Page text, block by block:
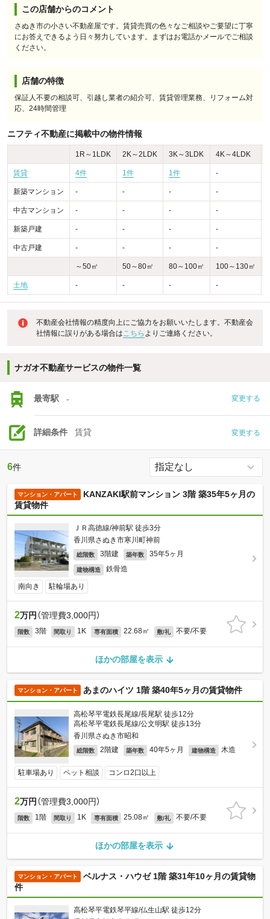
この店舗からのコメント
さぬき市の小さい不動産屋です。賃貸売買の色々なご相談やご要望に丁寧
にお答えできるよう日々努力しています。まずはお電話かメールでご相談
ください。
店舗の特徴
保証人不要の相談可、引越し業者の紹介可、賃貸管理業務、リフォーム対
応、24時間管理
ニフティ不動産に掲載中の物件情報
1R～1LDK 2K～2LDK 3K～3LDK 4K～4LDK
賃貸 4件 1件 1件 -
新築マンション - - - -
中古マンション - - - -
新築戸建 - - - -
中古戸建 - - - -
～50㎡ 50～80㎡ 80～100㎡ 100～130㎡
土地 - - - -
不動産会社情報の精度向上にご協力をお願いいたします。不動産会
社情報に誤りがある場合はこちら よりご連絡ください。
ナガオ不動産サービスの物件一覧
最寄駅 - 変更する
詳細条件 賃貸 変更する
6件
マンション・アパート
KANZAKI駅前マンション 3階 築35年5ヶ月の
賃貸物件
ＪＲ高徳線/神前駅 徒歩3分
香川県さぬき市寒川町神前
総階数 3階建 築年数 35年5ヶ月
建物構造 鉄骨造
南向き 駐輪場あり
2万円 （管理費3,000円）
階数 3階 間取り 1K 専有面積 22.68㎡ 敷/礼 不要/不要
ほかの部屋を表示
マンション・アパート あまのハイツ 1階 築40年5ヶ月の賃貸物件
高松琴平電鉄長尾線/長尾駅 徒歩12分
高松琴平電鉄長尾線/公文明駅 徒歩13分
香川県さぬき市昭和
総階数 2階建 築年数 40年5ヶ月 建物構造 木造
駐車場あり ペット相談 コンロ2口以上
2万円 （管理費3,000円）
階数 1階 間取り 1K 専有面積 25.08㎡ 敷/礼 不要/不要
ほかの部屋を表示
マンション・アパート
ベルナス・ハウゼ 1階 築31年10ヶ月の賃貸物
件
高松琴平電鉄琴平線/仏生山駅 徒歩12分